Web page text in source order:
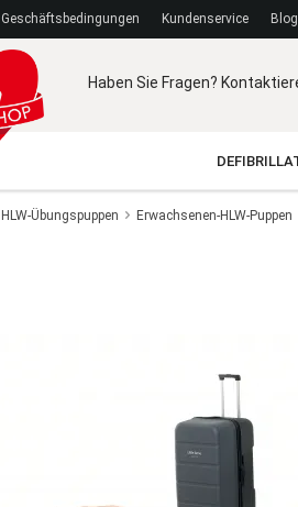
Geschäftsbedingungen Kundenservice Blog
Haben Sie Fragen?
HLW-Übungspuppen Erwachsenen-HLW-Puppen